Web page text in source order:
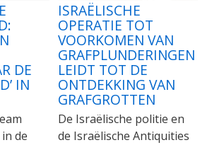
DE
IN
de
ISRAËLISCHE
OPERATIE TOT
VOORKOMEN VAN
GRAFPLUNDERINGEN
LEIDT TOT DE
ONTDEKKING VAN
GRAFGROTTEN
De Israëlische politie en
de Israëlische Antiquities